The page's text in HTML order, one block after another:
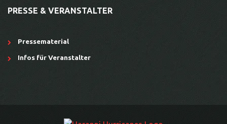
PRESSE & VERANSTALTER
Pressematerial
Infos für Veranstalter